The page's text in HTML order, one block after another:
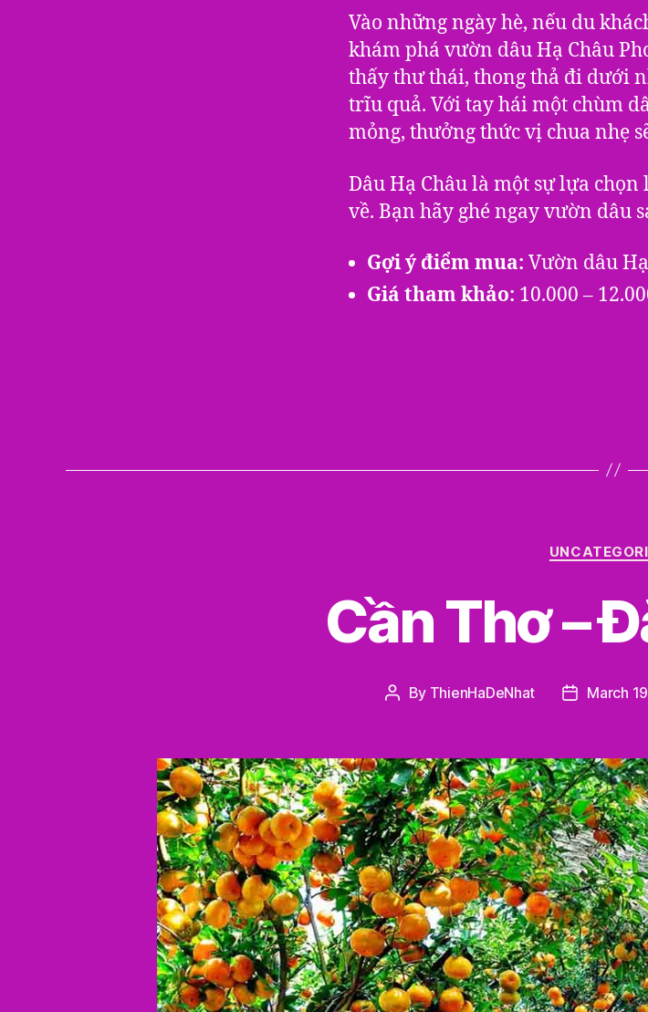
Vào những ngày hè, nếu du
khám phá vườn dâu Hạ Châu
thấy thư thái, thong thả đi dưới
trĩu quả. Với tay hái một chùm
mỏng, thưởng thức vị chua nhẹ
Dâu Hạ Châu là một sự lựa
về. Bạn hãy ghé ngay vườn dâu
Gợi ý điểm mua: Vườn dâu
Giá tham khảo: 10.000 –
Cần Thơ –
Post
By ThienHaDeNhat
PostMarch